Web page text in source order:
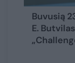
Buvusią
E.